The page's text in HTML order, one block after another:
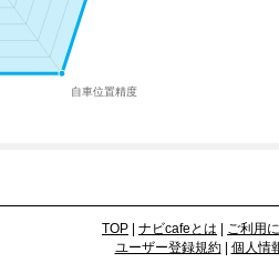
TOP ナビcafeとは
ご利用
ユーザー登録規約| 個人情